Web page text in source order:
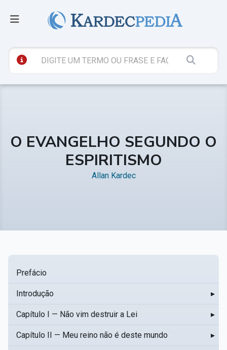
O EVANGELHO SEGUNDO O
ESPIRITISMO
Allan Kardec
Prefácio
Introdução ▸
Capítulo I — Não vim destruir a Lei ▸
Capítulo II — Meu reino não é deste mundo ▸